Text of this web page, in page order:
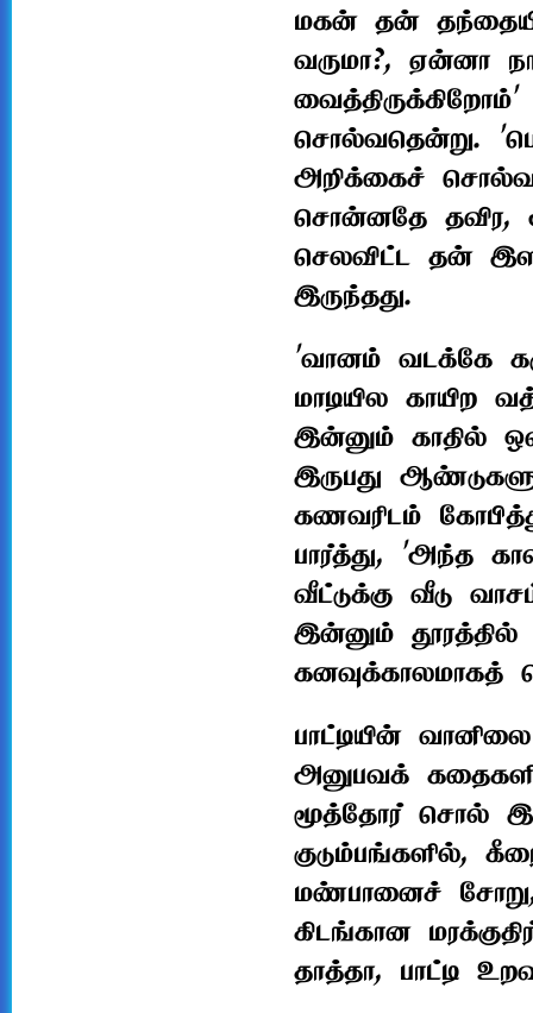
மகன் தன்
வருமா?, ஏன்னா
சொல்வதென்று.
அறிக்கைச்
சொன்னதே தவிர,
செலவிட்ட தன்
இருந்தது.
'வானம் வடக்கே
மாடியில காயிற
இன்னும் காதில்
இருபது
கணவரிடம்
பார்த்து, 'அந்த
வீட்டுக்கு வீடு
இன்னும்
கனவுக்காலமாகத்
பாட்டியின்
அனுபவக்
மூத்தோர் சொல்
குடும்பங்களில்,
மண்பானைச்
கிடங்கான
தாத்தா, பாட்டி